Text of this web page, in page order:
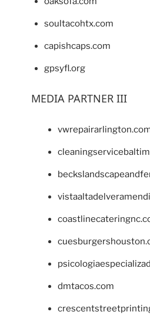
soultacohtx.com
capishcaps.com
gpsyfl.org
MEDIA PARTNER III
dmtacos.com